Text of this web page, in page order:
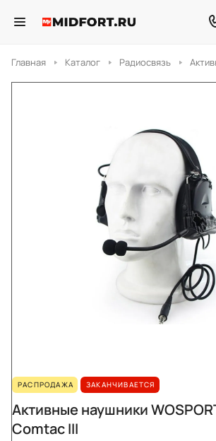
Главная Каталог Радиосвязь
РАСПРОДАЖА ЗАКАНЧИВАЕТСЯ
Активные наушники
Comtac III